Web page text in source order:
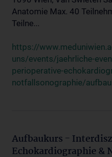
Anatomie Max. 40
Teilne...
https://
uns/events/jaehrliche-
perioperative-
notfallsonographie/
Aufbaukurs -
Echokardiographie &